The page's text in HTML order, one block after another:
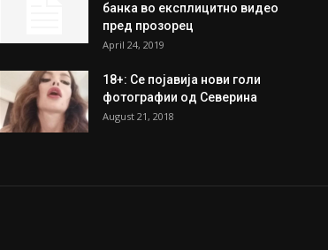
банка во експлицитно видео
пред прозорец
April 24, 2019
18+: Се појавија нови голи
фотографии од Северина
August 21, 2018